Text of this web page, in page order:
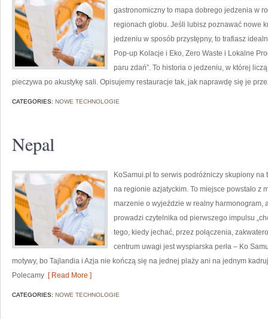
gastronomiczny to mapa dobrego jedzenia w
regionach globu. Jeśli lubisz poznawać nowe
jedzeniu w sposób przystępny, to trafiasz
Pop-up Kolacje i Eko, Zero Waste i Lokalne
paru zdań”. To historia o jedzeniu, w której
pieczywa po akustykę sali. Opisujemy restauracje tak, jak naprawdę się je
CATEGORIES: NOWE TECHNOLOGIE
Nepal
KoSamui.pl to serwis podróżniczy skupiony
na regionie azjatyckim. To miejsce powstało z
marzenie o wyjeździe w realny harmonogram,
prowadzi czytelnika od pierwszego impulsu
tego, kiedy jechać, przez połączenia,
centrum uwagi jest wyspiarska perła – Ko
motywy, bo Tajlandia i Azja nie kończą się na jednej plaży ani na jednym
Polecamy [ Read More ]
CATEGORIES: NOWE TECHNOLOGIE